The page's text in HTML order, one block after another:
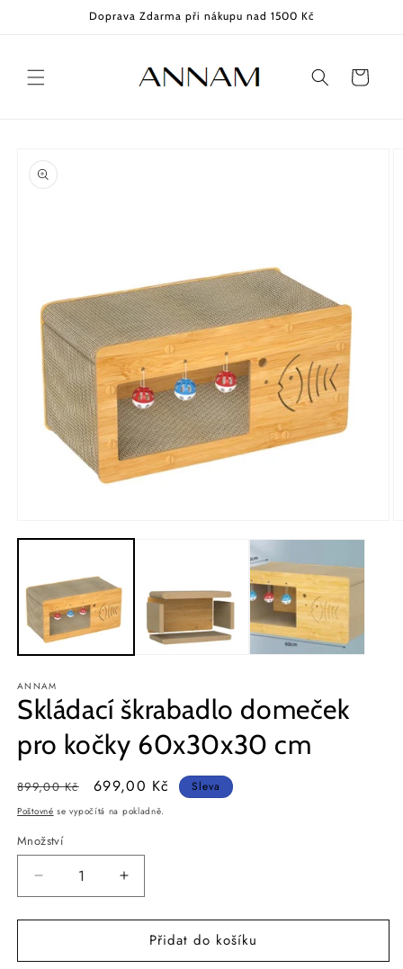
Doprava Zdarma při nákupu nad 1500 Kč
Košík
informace
o
produktu
multimédia
modálním
okně
ANNAM
Skládací škrabadlo domeček
pro kočky 60x30x30 cm
Běžná
cena
899,00 Kč
Výprodejová
cena
699,00 Kč Sleva
Poštovné se vypočítá na pokladně.
Množství
množství
produktu
škrabadlo
Zvýšit
množství
produktu
Skládací
škrabadlo
Přidat do košíku